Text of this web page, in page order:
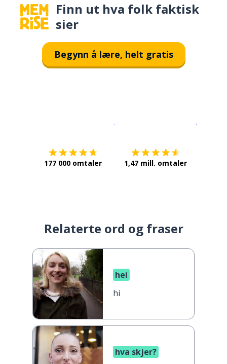
Finn ut hva folk faktisk
sier
Begynn å lære, helt gratis
177 000 omtaler 1,47 mill. omtaler
Relaterte ord og fraser
hei
hi
hva skjer?